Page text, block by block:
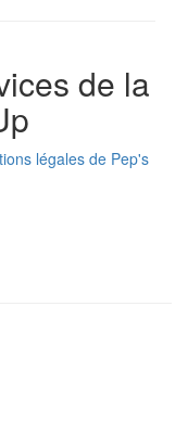
de la
légales de Pep's